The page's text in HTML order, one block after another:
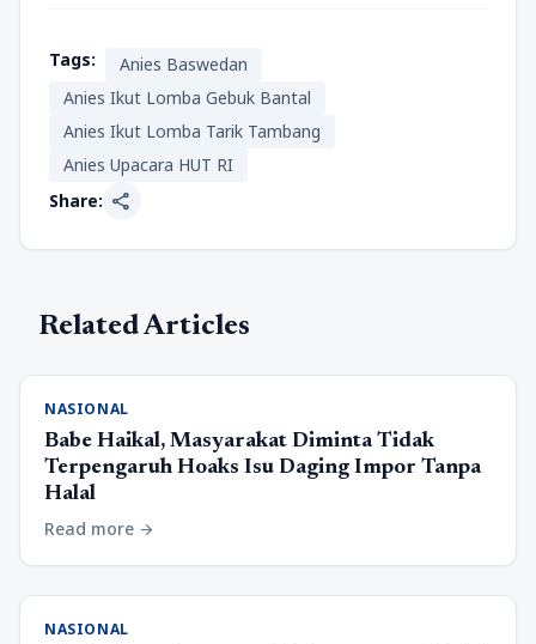
Tags:
Anies Baswedan
Anies Ikut Lomba Gebuk Bantal
Anies Ikut Lomba Tarik Tambang
Anies Upacara HUT RI
Share: share
Related Articles
NASIONAL
Babe Haikal, Masyarakat Diminta Tidak
Terpengaruh Hoaks Isu Daging Impor Tanpa
Halal
Read more arrow_forward
NASIONAL